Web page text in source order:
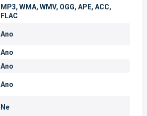
MP3, WMA, WMV, OGG, APE, ACC,
FLAC
Ano
Ano
Ano
Ano
Ne